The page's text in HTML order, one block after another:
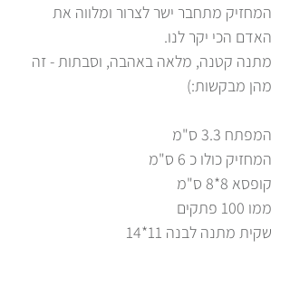
המחזיק מתחבר ישר לצרור ומלווה את
האדם הכי יקר לנו.
מתנה קטנה, מלאה באהבה, וסבתות - זה
מהן מבקשות:)
המפתח 3.3 ס"מ
המחזיק כולו כ 6 ס"מ
קופסא 8*8 ס"מ
ממו 100 פתקים
שקית מתנה לבנה 11*14